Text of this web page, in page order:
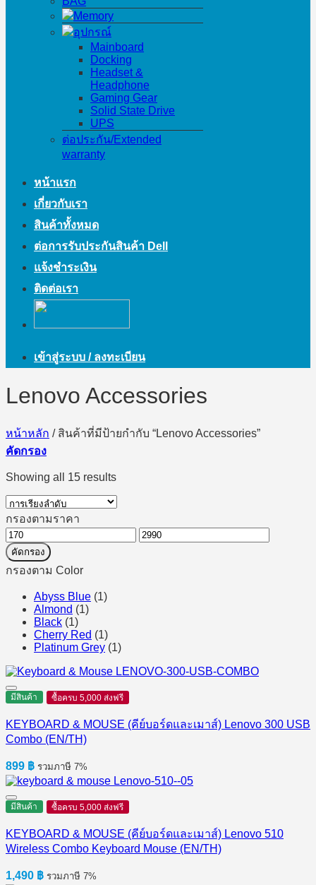
Memory
อุปกรณ์
Mainboard
Docking
Headset &
Headphone
Gaming Gear
Solid State Drive
UPS
ต่อประกัน/Extended
warranty
หน้าแรก
เกี่ยวกับเรา
สินค้าทั้งหมด
ต่อการรับประกันสินค้า Dell
แจ้งชำระเงิน
ติดต่อเรา
เข้าสู่ระบบ / ลงทะเบียน
Lenovo Accessories
หน้าหลัก /สินค้าที่มีป้ายกำกับ “Lenovo Accessories”
คัดกรอง
Showing all 15 results
กรองตามราคา
ราคา
ต่ำ
สุด
ราคา
คัดกรอง
กรองตาม Color
Abyss Blue (1)
Almond (1)
Black (1)
Cherry Red (1)
Platinum Grey (1)
มีสินค้า ซื้อครบ 5,000 ส่งฟรี
KEYBOARD & MOUSE (คีย์บอร์ดและเมาส์) Lenovo 300 USB
Combo (EN/TH)
899 ฿ รวมภาษี 7%
มีสินค้า ซื้อครบ 5,000 ส่งฟรี
KEYBOARD & MOUSE (คีย์บอร์ดและเมาส์) Lenovo 510
Wireless Combo Keyboard Mouse (EN/TH)
1,490 ฿ รวมภาษี 7%